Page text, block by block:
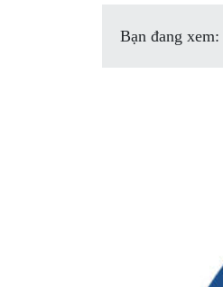
Bạn đang xem: